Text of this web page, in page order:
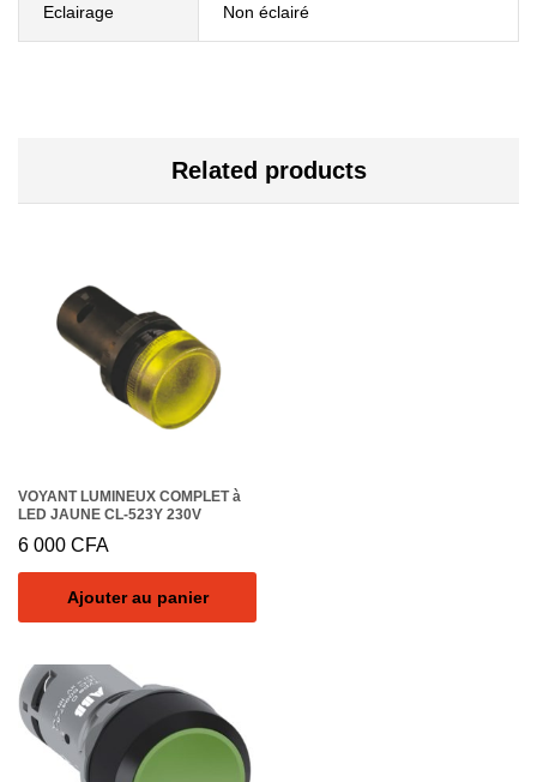
Eclairage Non éclairé
Related products
VOYANT LUMINEUX COMPLET à
LED JAUNE CL-523Y 230V
6 000 CFA
Ajouter au panier